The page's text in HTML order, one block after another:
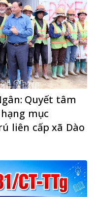
Quyết tâm
mục
liên cấp xã Dào